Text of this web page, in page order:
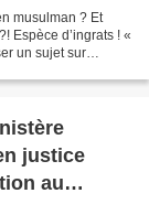
musulman ? Et
Espèce d’ingrats ! «
un sujet sur
justice
au